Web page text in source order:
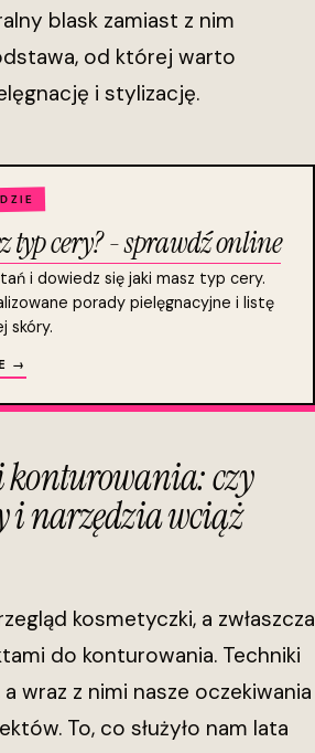
blask zamiast z nim
od której warto
i stylizację.
typ cery? - sprawdź online
i dowiedz się jaki masz typ cery.
porady pielęgnacyjne i listę
skóry.
→
konturowania: czy
i narzędzia wciąż
kosmetyczki, a zwłaszcza
do konturowania. Techniki
wraz z nimi nasze oczekiwania
To, co służyło nam lata